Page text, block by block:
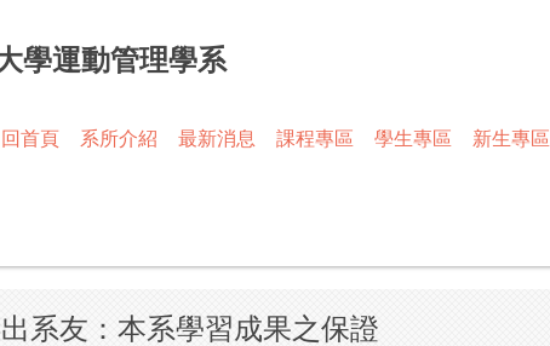
學運動管理學系
回首頁 系所介紹 最新消息 課程專區 學生專區 新生專區
系友：本系學習成果之保證